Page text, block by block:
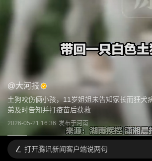
@大河报
土狗咬伤俩小孩，11岁姐姐未告知家长而狂犬
弟及时告知并打疫苗后获救
2026-05-21 16:36 发布于河南
打开腾讯新闻客户端说两句